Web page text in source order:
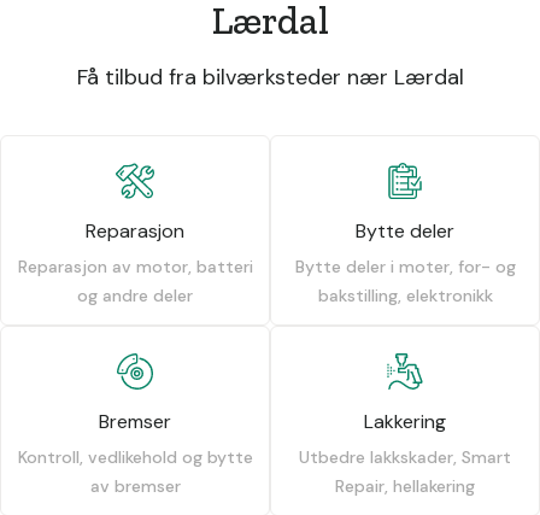
Lærdal
Få tilbud fra bilværksteder nær Lærdal
Reparasjon
Reparasjon av motor, batteri
og andre deler
Bytte deler
Bytte deler i moter, for- og
bakstilling, elektronikk
Bremser
Kontroll, vedlikehold og bytte
av bremser
Lakkering
Utbedre lakkskader, Smart
Repair, hellakering